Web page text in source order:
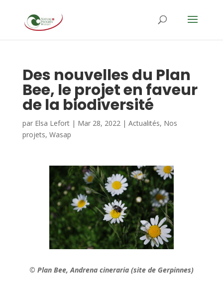
Des nouvelles du Plan
Bee, le projet en faveur
de la biodiversité
par Elsa Lefort| Mar 28, 2022| Actualités, Nos
projets, Wasap
© Plan Bee, Andrena cineraria (site de Gerpinnes)